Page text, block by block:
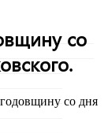
со
со дня